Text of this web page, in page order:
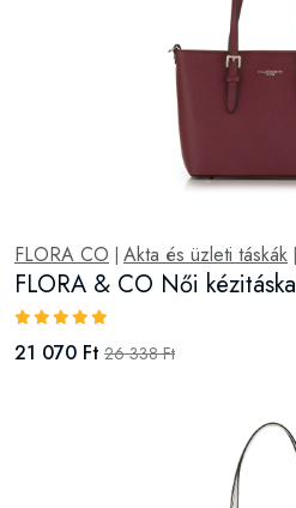
FLORA CO |Akta és üzleti táskák|
FLORA & CO Női kézitáska